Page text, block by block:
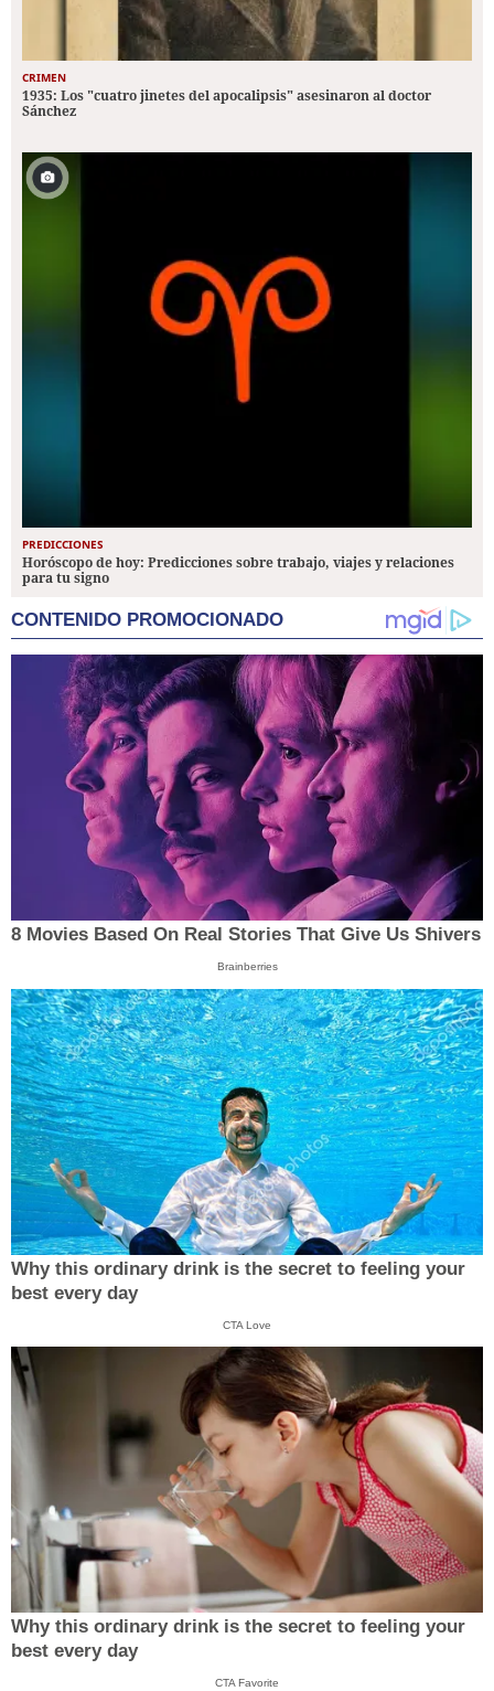
CRIMEN
1935: Los "cuatro jinetes del apocalipsis" asesinaron al doctor
Sánchez
PREDICCIONES
Horóscopo de hoy: Predicciones sobre trabajo, viajes y relaciones
para tu signo
CONTENIDO PROMOCIONADO
8 Movies Based On Real Stories That Give Us Shivers
Brainberries
Why this ordinary drink is the secret to feeling your
best every day
CTA Love
Why this ordinary drink is the secret to feeling your
best every day
CTA Favorite